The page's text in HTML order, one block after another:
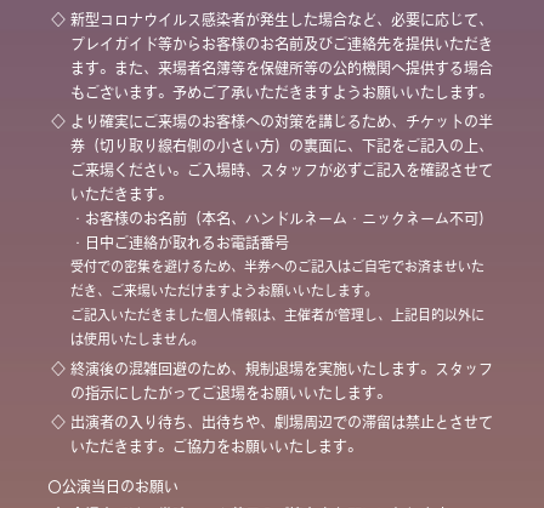
◇ 新型コロナウイルス感染者が発生した場合など、必要に応じて、
プレイガイド等からお客様のお名前及びご連絡先を提供いただき
ます。また、来場者名簿等を保健所等の公的機関へ提供する場合
もございます。予めご了承いただきますようお願いいたします。
◇ より確実にご来場のお客様への対策を講じるため、チケットの半
券（切り取り線右側の小さい方）の裏面に、下記をご記入の上、
ご来場ください。ご入場時、スタッフが必ずご記入を確認させて
いただきます。
・お客様のお名前（本名、ハンドルネーム・ニックネーム不可）
・日中ご連絡が取れるお電話番号
受付での密集を避けるため、半券へのご記入はご自宅でお済ませいた
だき、ご来場いただけますようお願いいたします。
ご記入いただきました個人情報は、主催者が管理し、上記目的以外に
は使用いたしません。
◇ 終演後の混雑回避のため、規制退場を実施いたします。スタッフ
の指示にしたがってご退場をお願いいたします。
◇ 出演者の入り待ち、出待ちや、劇場周辺での滞留は禁止とさせて
いただきます。ご協力をお願いいたします。
〇公演当日のお願い